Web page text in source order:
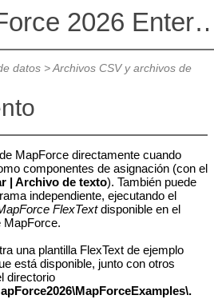
Altova MapForce 2026
datos>Archivos CSV y archivos de
MapForce directamente cuando
componentes de asignación (con el
| Archivo de texto). También puede
independiente, ejecutando el
FlexTextdisponible en el
MapForce.
una plantilla FlexText de ejemplo
está disponible, junto con otros
directorio